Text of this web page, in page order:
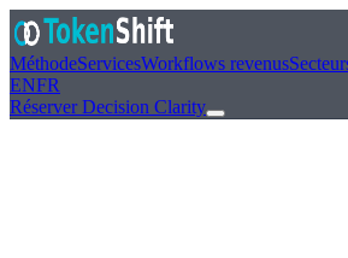
MéthodeServicesWorkflows revenus
ENFR
Réserver Decision Clarity